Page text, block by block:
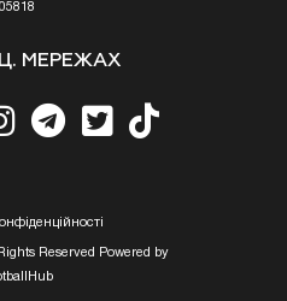
05818
МЕРЕЖАХ
Reserved Powered by